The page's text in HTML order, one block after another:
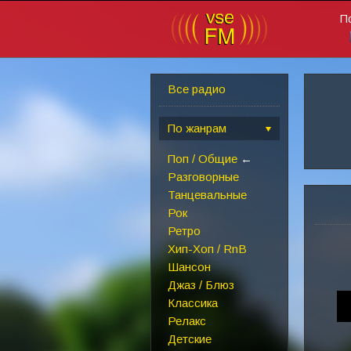
Все радио
По жанрам
Поп / Общие ←
Разговорные
Танцевальные
Рок
Ретро
Хип-Хоп / RnB
Шансон
Джаз / Блюз
Классика
Релакс
Детские